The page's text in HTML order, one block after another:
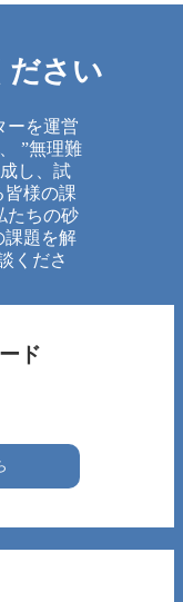
ださい
ーを運営
”無理難
し、試
皆様の課
たちの砂
課題を解
くださ
ド